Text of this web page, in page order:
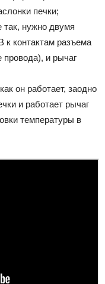
печки;
так, нужно двумя
к контактам разъема
и рычаг
он работает, заодно
и работает рычаг
температуры в